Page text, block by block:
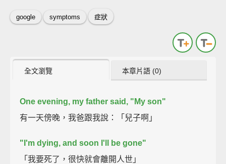
google symptoms 症狀
全文瀏覽 本章片語 (0)
One evening, my father said, "My son"
有一天傍晚，我爸跟我說：「兒子啊」
"I'm dying, and soon I'll be gone"
「我要死了，很快就會離開人世」